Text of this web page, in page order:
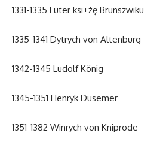
1331-1335 Luter ksi±żę Brunszwiku
1335-1341 Dytrych von Altenburg
1342-1345 Ludolf König
1345-1351 Henryk Dusemer
1351-1382 Winrych von Kniprode